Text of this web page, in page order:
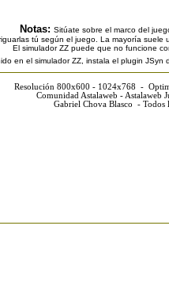
Notas: Sitúate sobre el marco del
tú según el juego. La mayoría
El simulador ZZ puede que no funcione
en el simulador ZZ, instala el plugin JSyn
Resolución 800x600 - 1024x768 -
Comunidad Astalaweb - Astalaweb
Gabriel Chova Blasco - Todos